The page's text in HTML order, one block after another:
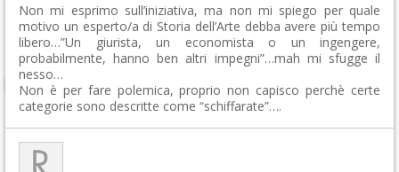
Non mi esprimo sull’iniziativa, ma non mi spiego per quale
motivo un esperto/a di Storia dell’Arte debba avere più tempo
libero…”Un giurista, un economista o un ingengere,
probabilmente, hanno ben altri impegni”…mah mi sfugge il
nesso…
Non è per fare polemica, proprio non capisco perchè certe
categorie sono descritte come “schiffarate”….